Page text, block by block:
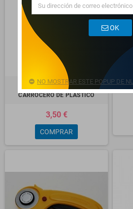
JUEGO DE ESPATULAS DE
CARROCERO DE PLASTICO
3,50 €
COMPRAR
OK
NO MOSTRAR ESTE POPUP DE